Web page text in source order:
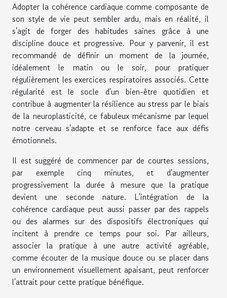
Adopter la cohérence cardiaque comme composante de
son style de vie peut sembler ardu, mais en réalité, il
s'agit de forger des habitudes saines grâce à une
discipline douce et progressive. Pour y parvenir, il est
recommandé de définir un moment de la journée,
idéalement le matin ou le soir, pour pratiquer
régulièrement les exercices respiratoires associés. Cette
régularité est le socle d'un bien-être quotidien et
contribue à augmenter la résilience au stress par le biais
de la neuroplasticité, ce fabuleux mécanisme par lequel
notre cerveau s'adapte et se renforce face aux défis
émotionnels.
Il est suggéré de commencer par de courtes sessions,
par exemple cinq minutes, et d'augmenter
progressivement la durée à mesure que la pratique
devient une seconde nature. L'intégration de la
cohérence cardiaque peut aussi passer par des rappels
ou des alarmes sur des dispositifs électroniques qui
incitent à prendre ce temps pour soi. Par ailleurs,
associer la pratique à une autre activité agréable,
comme écouter de la musique douce ou se placer dans
un environnement visuellement apaisant, peut renforcer
l'attrait pour cette pratique bénéfique.